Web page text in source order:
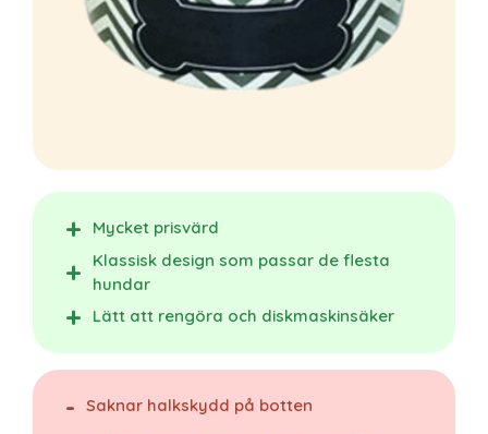
Mycket prisvärd
Klassisk design som passar de flesta
hundar
Lätt att rengöra och diskmaskinsäker
Saknar halkskydd på botten